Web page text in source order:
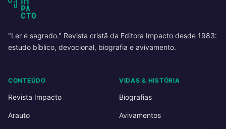
"Ler é sagrado." Revista cristã da Editora Impacto desde 1983:
estudo bíblico, devocional, biografia e avivamento.
CONTEÚDO
Revista Impacto
Arauto
VIDAS & HISTÓRIA
Biografias
Avivamentos